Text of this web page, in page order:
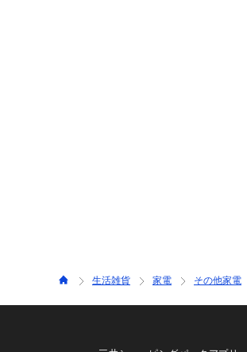
生活雑貨 家電 その他家電